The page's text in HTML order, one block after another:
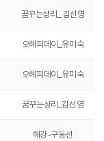
꿈꾸는상리_ 김선영
오해피데이_유미숙
오해피데이_유미숙
꿈꾸는상리_김선영
해강-구동선